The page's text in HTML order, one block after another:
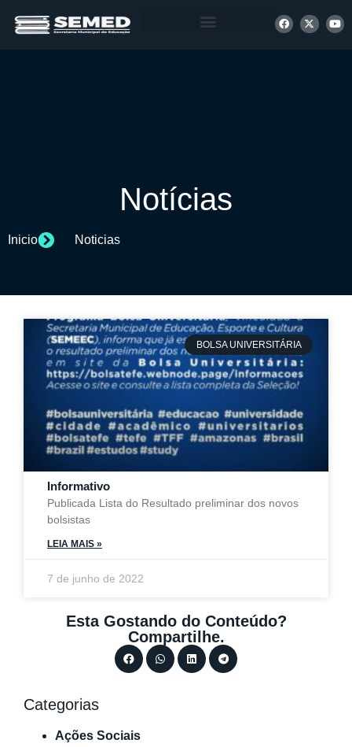
Notícias
Inicio Noticias
BOLSA UNIVERSITÁRIA
Informativo
Publicada Lista do Resultado preliminar dos novos
bolsistas
LEIA MAIS »
7 de junho de 2022
Esta Gostando do Conteúdo?
Compartilhe.
Categorias
Ações Sociais